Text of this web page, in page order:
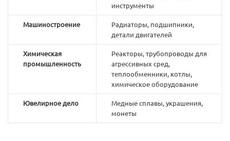
инструменты
Машиностроение
Радиаторы, подшипники,
детали двигателей
Химическая
промышленность
Реакторы, трубопроводы для
агрессивных сред,
теплообменники, котлы,
химическое оборудование
Ювелирное дело
Медные сплавы, украшения,
монеты